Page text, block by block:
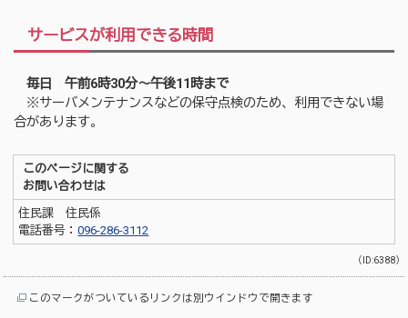
サービスが利用できる時間
毎日
午前6時30分～午後11時まで
※サーバメンテナンスなどの保守点検のため、利用できない場
合があります。
このページに関する
お問い合わせは
住民課 住民係
電話番号：096-286-3112
（ID:6388）
このマークがついているリンクは別ウインドウで開きます